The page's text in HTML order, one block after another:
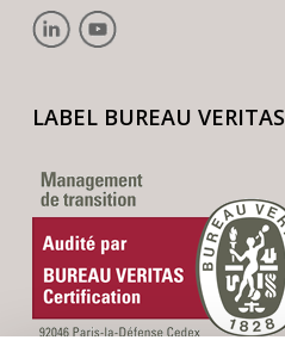
LABEL BUREAU VERITAS